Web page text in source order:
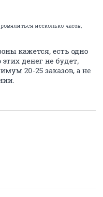
несколько часов,
кажется, есть одно
денег не будет,
20-25 заказов, а не